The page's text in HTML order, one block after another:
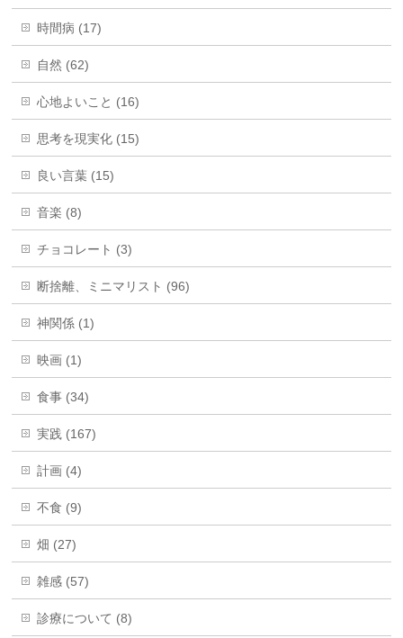
時間病 (17)
自然 (62)
心地よいこと (16)
思考を現実化 (15)
良い言葉 (15)
音楽 (8)
チョコレート (3)
断捨離、ミニマリスト (96)
神関係 (1)
映画 (1)
食事 (34)
実践 (167)
計画 (4)
不食 (9)
畑 (27)
雑感 (57)
診療について (8)